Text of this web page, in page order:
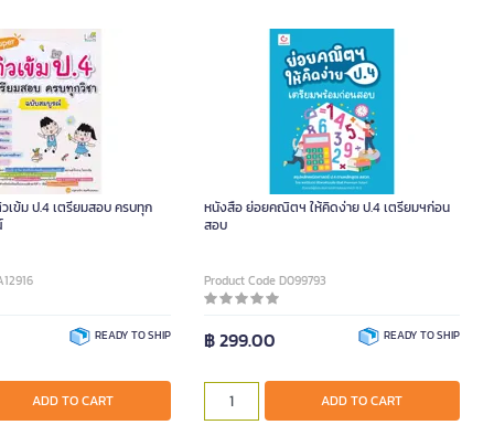
เข้ม ป.4 เตรียมสอบ ครบทุก
READY TO SHIP
ADD TO CART
หนังสือ ย่อยคณิตฯ ให้คิดง่าย ป.4 เตรียมฯก่อน
สอบ
Product Code D099793
฿ 299.00 READY TO SHIP
ADD TO CART